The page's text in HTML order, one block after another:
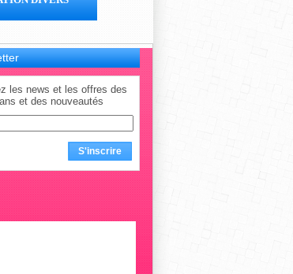
les news et les offres des
et des nouveautés